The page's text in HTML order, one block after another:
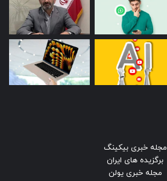
مجله خبری بیکینگ
برگزیده های ایران
مجله خبری یولن